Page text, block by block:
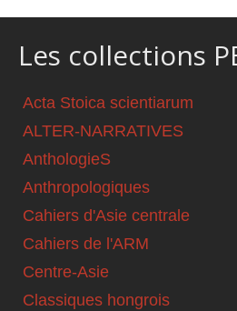
Les collections
Acta Stoica scientiarum
ALTER-NARRATIVES
AnthologieS
Anthropologiques
Cahiers d'Asie centrale
Cahiers de l'ARM
Centre-Asie
Classiques hongrois